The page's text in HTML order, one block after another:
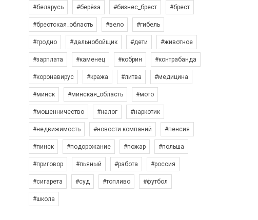
#беларусь #берёза #бизнес_брест #брест
#брестская_область #вело #гибель
#гродно #дальнобойщик #дети #животное
#зарплата #каменец #кобрин #контрабанда
#коронавирус #кража #литва #медицина
#минск #минская_область #мото
#мошенничество #налог #наркотик
#недвижимость #новости компаний #пенсия
#пинск #подорожание #пожар #польша
#приговор #пьяный #работа #россия
#сигарета #суд #топливо #футбол
#школа